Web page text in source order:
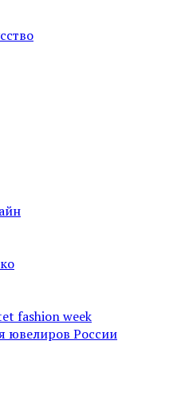
fashion week
ювелиров России